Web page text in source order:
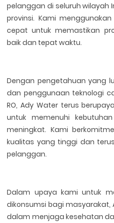
pelanggan di seluruh wilayah
provinsi. Kami
cepat untuk memastikan
baik dan tepat waktu.
Dengan pengetahuan yang
dan penggunaan teknologi
RO, Ady Water terus
untuk memenuhi
meningkat. Kami
kualitas yang tinggi dan
pelanggan.
Dalam upaya kami untuk
dikonsumsi bagi masyarakat,
dalam menjaga kesehatan